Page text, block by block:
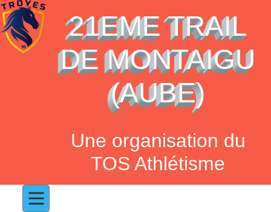
21EME TRAIL
DE MONTAIGU
(AUBE)
Une organisation du
TOS Athlétisme